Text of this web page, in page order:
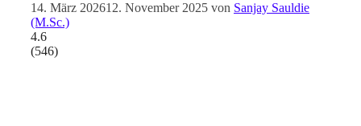
14. März 202612. November 2025 von Sanjay Sauldie
(M.Sc.)
4.6
(546)